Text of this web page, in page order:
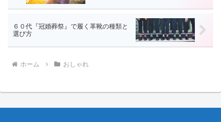
６０代『冠婚葬祭』で履く革靴の種類と
選び方
ホーム おしゃれ